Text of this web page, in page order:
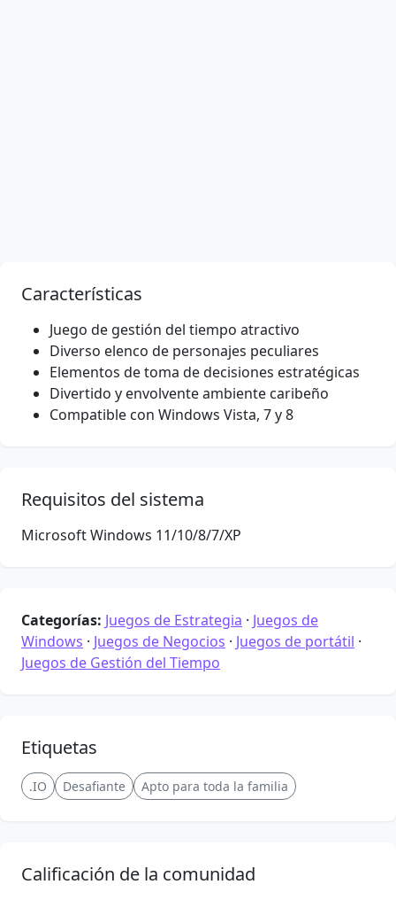
Características
Juego de gestión del tiempo atractivo
Diverso elenco de personajes peculiares
Elementos de toma de decisiones estratégicas
Divertido y envolvente ambiente caribeño
Compatible con Windows Vista, 7 y 8
Requisitos del sistema
Microsoft Windows 11/10/8/7/XP
Categorías: Juegos de Estrategia · Juegos de
Windows · Juegos de Negocios · Juegos de portátil ·
Juegos de Gestión del Tiempo
Etiquetas
.IO Desafiante Apto para toda la familia
Calificación de la comunidad